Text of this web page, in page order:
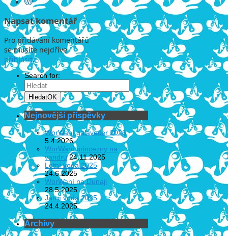
Napsat komentář
Pro přidávání komentářů
se musíte nejdříve
přihlásit.
Search for:
HledatOK
Nejnovější příspěvky
WorWaní galavečer 2026
5.4.2026
WorWaní princezny na
vandru 24.11.2025
Letní voda 2025
24.6.2025
WorWaní na Dunaji
28.5.2025
Jarní voda 2025
24.4.2025
Archivy